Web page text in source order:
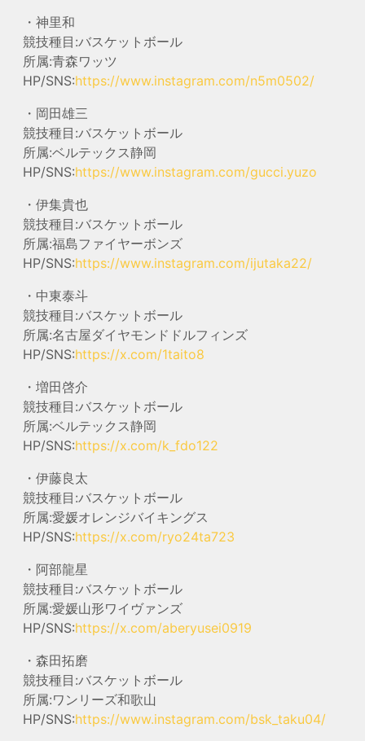
・神里和
競技種目:バスケットボール
所属:青森ワッツ
HP/SNS:https://www.instagram.com/n5m0502/
・岡田雄三
競技種目:バスケットボール
所属:ベルテックス静岡
HP/SNS:https://www.instagram.com/gucci.yuzo
・伊集貴也
競技種目:バスケットボール
所属:福島ファイヤーボンズ
HP/SNS:https://www.instagram.com/ijutaka22/
・中東泰斗
競技種目:バスケットボール
所属:名古屋ダイヤモンドドルフィンズ
HP/SNS:https://x.com/1taito8
・増田啓介
競技種目:バスケットボール
所属:ベルテックス静岡
HP/SNS:https://x.com/k_fdo122
・伊藤良太
競技種目:バスケットボール
所属:愛媛オレンジバイキングス
HP/SNS:https://x.com/ryo24ta723
・阿部龍星
競技種目:バスケットボール
所属:愛媛山形ワイヴァンズ
HP/SNS:https://x.com/aberyusei0919
・森田拓磨
競技種目:バスケットボール
所属:ワンリーズ和歌山
HP/SNS:https://www.instagram.com/bsk_taku04/